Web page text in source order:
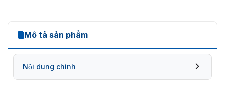
Mô tả sản phẩm
Nội dung chính